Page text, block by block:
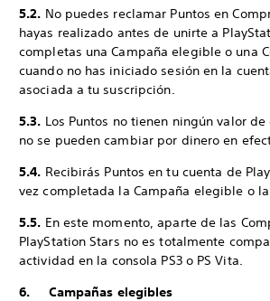
5.2. No puedes reclamar Puntos en
hayas realizado antes de unirte a
completas una Campaña elegible o una
cuando no has iniciado sesión en la
asociada a tu suscripción.
5.3. Los Puntos no tienen ningún valor
no se pueden cambiar por dinero en
5.4. Recibirás Puntos en tu cuenta de
vez completada la Campaña elegible o
5.5. En este momento, aparte de las
PlayStation Stars no es totalmente
actividad en la consola PS3 o PS Vita.
6. Campañas elegibles